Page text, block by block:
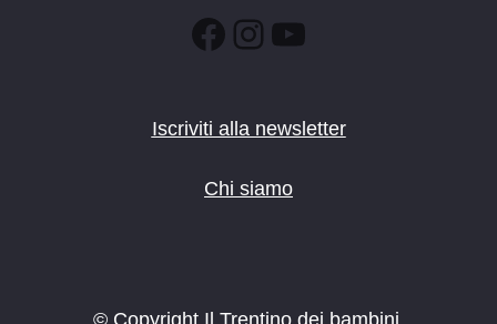
Facebook
Instagram
YouTube
Iscriviti alla newsletter
Chi siamo
© Copyright Il Trentino dei bambini.